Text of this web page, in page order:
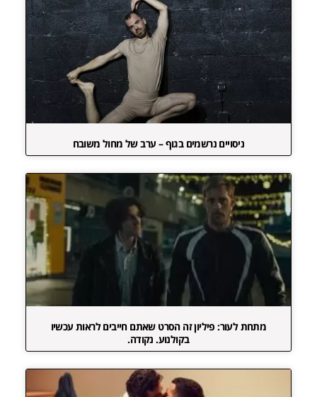
ניסויים נרשמים בגוף – ערב של מחול משובח
מתחת לעור: פיליון זה הסרט שאתם חייבים לראות עכשיו
בקולנוע. נקודה.